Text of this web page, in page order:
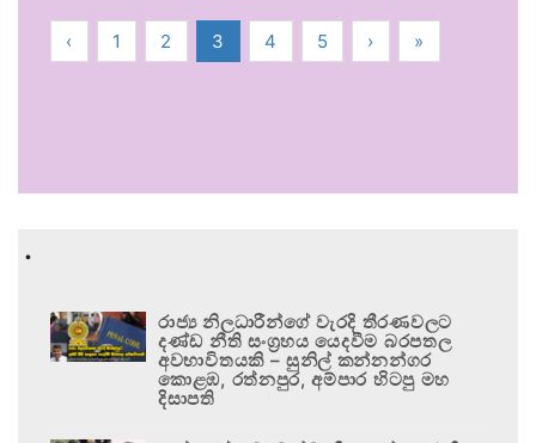
‹ 1 2 3 4 5 › »
.
රාජ්‍ය නිලධාරීන්ගේ වැරදි තීරණවලට
දණ්ඩ නීති සංග්‍රහය යෙදවීම බරපතල
අවභාවිතයකි – සුනිල් කන්නන්ගර
කොළඹ, රත්නපුර, අම්පාර හිටපු මහ
දිසාපති